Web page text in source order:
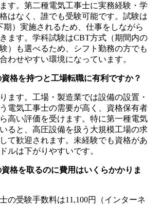
す。第二種電気工事士に実務経験・学
はなく、誰でも受験可能です。試験は
期）実施されるため、仕事をしながら
ます。学科試験はCBT方式（期間内の
）も選べるため、シフト勤務の方でも
わせやすい環境になっています。
格を持つと工場転職に有利ですか？
ます。工場・製造業では設備の設置・
電気工事士の需要が高く、資格保有者
高い評価を受けます。特に第一種電気
ると、高圧設備を扱う大規模工場の求
て歓迎されます。未経験でも資格があ
ルは下がりやすいです。
格を取るのに費用はいくらかかりま
の受験手数料は11,100円（インターネ